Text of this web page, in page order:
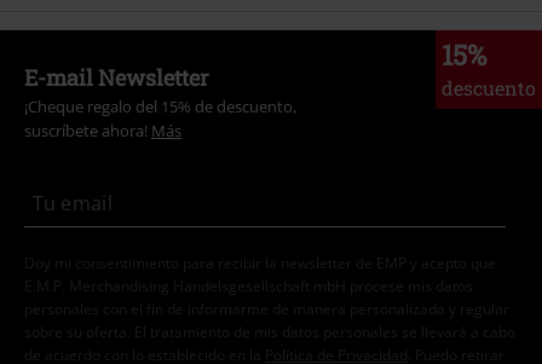
15%
descuento
E-mail Newsletter
¡Cheque regalo del 15% de descuento,
suscríbete ahora! Más
Doy mi consentimiento para recibir la newsletter de EMP y acepto que
E.M.P. Merchandising Handelsgesellschaft mbH procese mis datos
personales con el fin de informarme de manera personalizada y regular
sobre su oferta. El tratamiento de mis datos personales se llevará a cabo
de acuerdo con lo establecido en la
Política de Privacidad . Puedo retirar